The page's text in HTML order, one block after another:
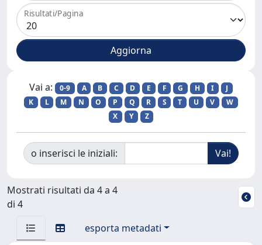
Risultati/Pagina
Vai a: 0-9 A B C D E F G H I
J
K
L M N O P Q R S T U V
W
X
Y Z
o inserisci le iniziali:
Mostrati risultati da 4 a 4
di 4
esporta metadati